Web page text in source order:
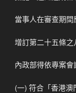
當事人在審查期間
增訂第二十五條之
內政部得依專案會
(一) 符合「香港